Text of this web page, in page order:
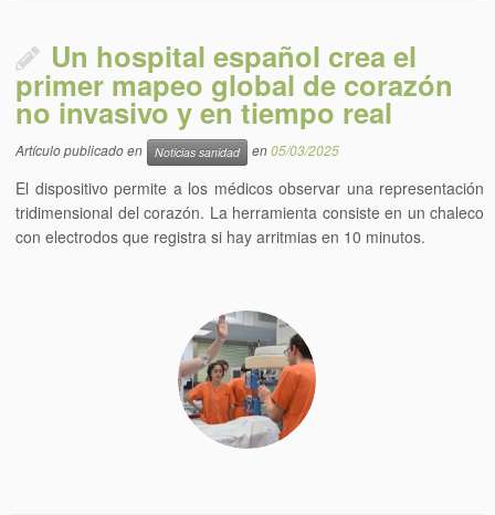
Un hospital español crea el
primer mapeo global de corazón
no invasivo y en tiempo real
Artículo publicado en Noticias sanidad en05/03/2025
El dispositivo permite a los médicos observar una representación
tridimensional del corazón. La herramienta consiste en un chaleco
con electrodos que registra si hay arritmias en 10 minutos.